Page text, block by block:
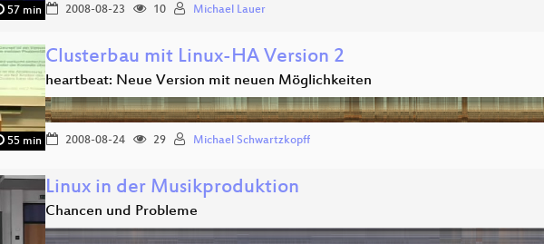
57 min 2008-08-23 10 Michael Lauer
55 min
Clusterbau mit Linux-HA Version 2
heartbeat: Neue Version mit neuen Möglichkeiten
2008-08-24 29 Michael Schwartzkopff
Linux in der Musikproduktion
Chancen und Probleme